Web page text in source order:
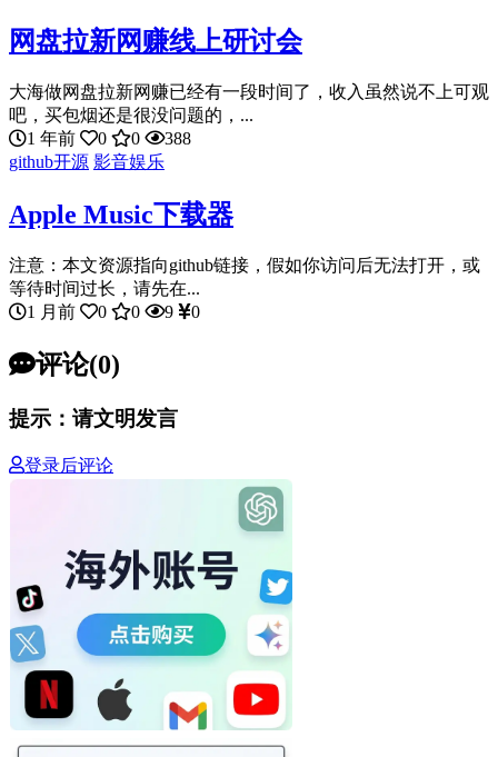
网盘拉新网赚线上研讨会
大海做网盘拉新网赚已经有一段时间了，收入虽然说不上可观
吧，买包烟还是很没问题的，...
1 年前
0 0
388
github开源 影音娱乐
Apple Music下载器
注意：本文资源指向github链接，假如你访问后无法打开，或
等待时间过长，请先在...
1 月前
0 0 9 0
评论(0)
提示：请文明发言
登录后评论